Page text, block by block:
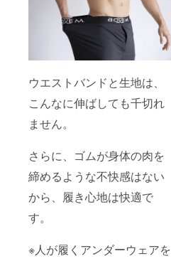
ウエストバンドと生地は、
こんなに伸ばしても千切れ
ません。
さらに、ゴムが身体の肉を
締めるような不快感はない
から、履き心地は快適で
す。
※人が履くアンダーウェアを